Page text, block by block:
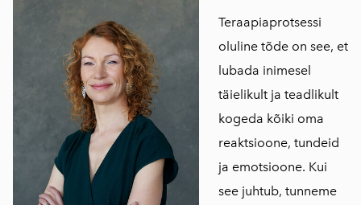
Teraapiaprotsessi
oluline tõde on see, et
lubada inimesel
täielikult ja teadlikult
kogeda kõiki oma
reaktsioone, tundeid
ja emotsioone. Kui
see juhtub, tunneme